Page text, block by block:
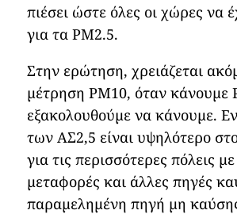
πιέσει ώστε όλες οι χώρες να
για τα PM2.5.
Στην ερώτηση, χρειάζεται
μέτρηση PM10, όταν κάνουμε
εξακολουθούμε να κάνουμε.
των ΑΣ2,5 είναι υψηλότερο
για τις περισσότερες πόλεις
μεταφορές και άλλες πηγές
παραμελημένη πηγή μη